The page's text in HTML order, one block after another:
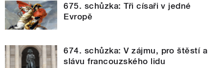
675. schůzka: Tři císaři v jedné
Evropě
674. schůzka: V zájmu, pro štěstí a
slávu francouzského lidu